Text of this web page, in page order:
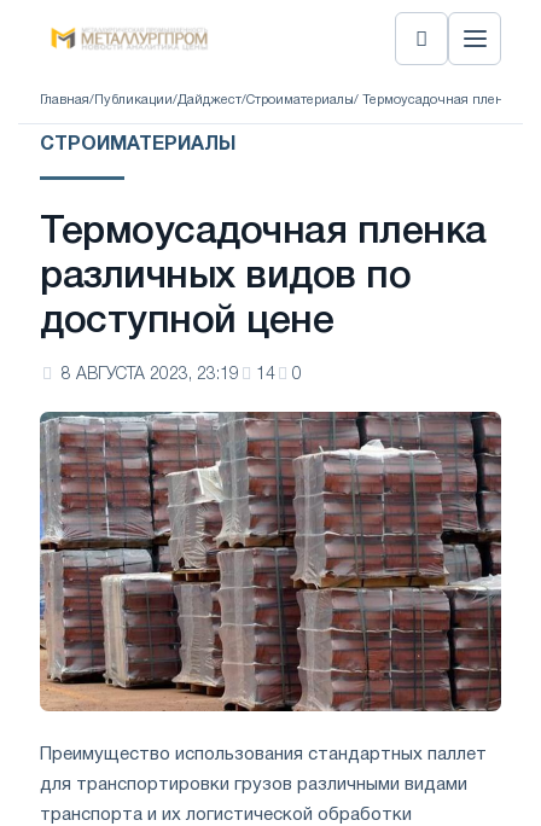
Главная/ Публикации/Дайджест/Строиматериалы/ Термоусадочная пленка
СТРОИМАТЕРИАЛЫ
Термоусадочная пленка
различных видов по
доступной цене
8 АВГУСТА 2023, 23:19 14 0
Преимущество использования стандартных паллет
для транспортировки грузов различными видами
транспорта и их логистической обработки